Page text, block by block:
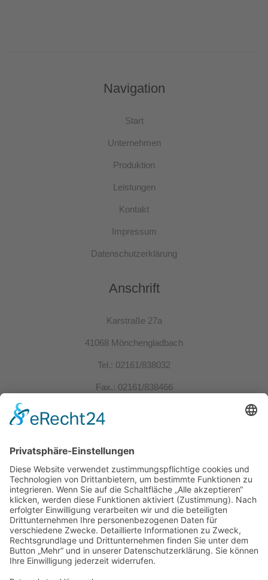
Navigation
Start
Unternehmen
Produktion
Leistungen
Kontakt
Impressum
Datenschutzerklärung
Anschrift
Karstraße 27a
41068 Mönchengladbach
Tel.: 02161/838032
Fax.: 02161/838466
Kontakt
Bei Fragen oder Anliegen können Sie uns gerne
kontaktieren.